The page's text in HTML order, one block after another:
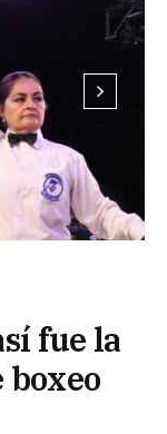
fue la
boxeo